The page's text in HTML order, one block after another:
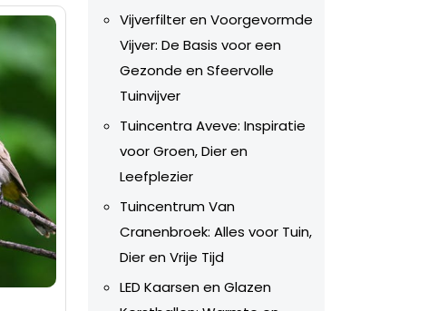
Vijverfilter en Voorgevormde
Vijver: De Basis voor een
Gezonde en Sfeervolle
Tuinvijver
Tuincentra Aveve: Inspiratie
voor Groen, Dier en
Leefplezier
Tuincentrum Van
Cranenbroek: Alles voor Tuin,
Dier en Vrije Tijd
LED Kaarsen en Glazen